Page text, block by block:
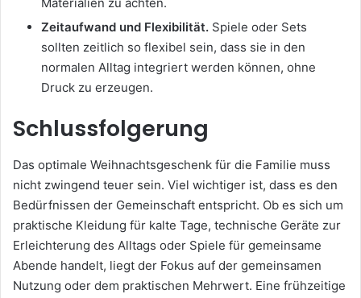
Zeitaufwand und Flexibilität. Spiele oder Sets
sollten zeitlich so flexibel sein, dass sie in den
normalen Alltag integriert werden können, ohne
Druck zu erzeugen.
Schlussfolgerung
Das optimale Weihnachtsgeschenk für die Familie muss
nicht zwingend teuer sein. Viel wichtiger ist, dass es den
Bedürfnissen der Gemeinschaft entspricht. Ob es sich um
praktische Kleidung für kalte Tage, technische Geräte zur
Erleichterung des Alltags oder Spiele für gemeinsame
Abende handelt, liegt der Fokus auf der gemeinsamen
Nutzung oder dem praktischen Mehrwert. Eine frühzeitige